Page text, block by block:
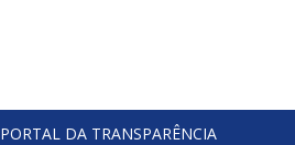
PORTAL DA TRANSPARÊNCIA